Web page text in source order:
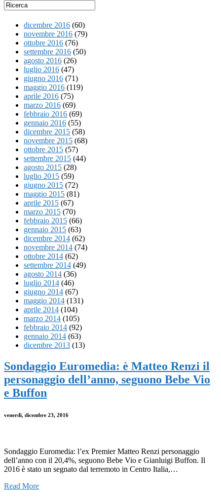
dicembre 2016 (60)
novembre 2016 (79)
ottobre 2016 (76)
settembre 2016 (50)
agosto 2016 (26)
luglio 2016 (47)
giugno 2016 (71)
maggio 2016 (119)
aprile 2016 (75)
marzo 2016 (69)
febbraio 2016 (69)
gennaio 2016 (55)
dicembre 2015 (58)
novembre 2015 (68)
ottobre 2015 (57)
settembre 2015 (44)
agosto 2015 (28)
luglio 2015 (59)
giugno 2015 (72)
maggio 2015 (81)
aprile 2015 (67)
marzo 2015 (70)
febbraio 2015 (66)
gennaio 2015 (63)
dicembre 2014 (62)
novembre 2014 (74)
ottobre 2014 (62)
settembre 2014 (49)
agosto 2014 (36)
luglio 2014 (46)
giugno 2014 (67)
maggio 2014 (131)
aprile 2014 (104)
marzo 2014 (105)
febbraio 2014 (92)
gennaio 2014 (63)
dicembre 2013 (13)
Sondaggio Euromedia: è Matteo Renzi il
personaggio dell’anno, seguono Bebe Vio
e Buffon
venerdì, dicembre 23, 2016
Sondaggio Euromedia: l’ex Premier Matteo Renzi personaggio
dell’anno con il 20,4%, seguono Bebe Vio e Gianluigi Buffon. Il
2016 è stato un segnato dal terremoto in Centro Italia,…
Read More